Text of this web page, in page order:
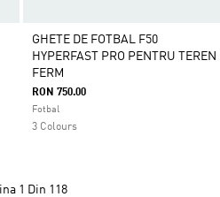
GHETE DE FOTBAL F50
HYPERFAST PRO PENTRU TEREN
FERM
RON 750.00
Fotbal
3 Colours
1 Din 118